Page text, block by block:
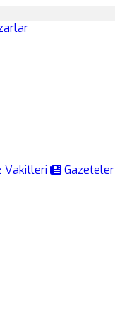
Vakitleri Gazeteler